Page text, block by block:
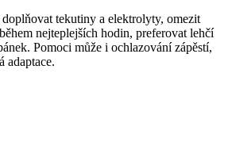
tekutiny a elektrolyty, omezit
nejteplejších hodin, preferovat lehčí
Pomoci může i ochlazování zápěstí,
adaptace.